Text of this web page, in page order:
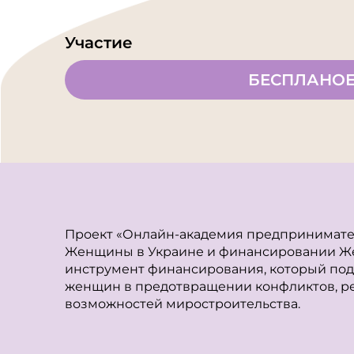
Участие
Проект «Онлайн-академия
Женщины в Украине и финансировании
инструмент финансирования, который
женщин в предотвращении конфликтов,
возможностей миростроительства.